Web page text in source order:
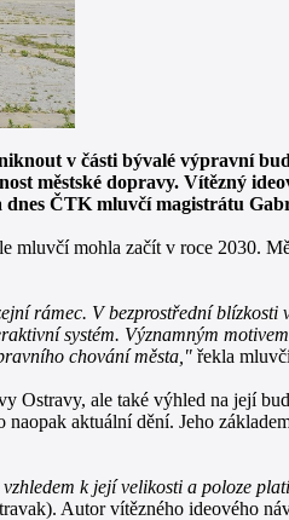
v části bývalé výpravní
městské dopravy. Vítězný
dnes ČTK mluvčí magistrátu
mohla začít v roce 2030.
rámec. V bezprostřední
systém. Významným
chování města," řekla
ale také výhled na její
aktuální dění. Jeho
k její velikosti a poloze
Autor vítězného ideového